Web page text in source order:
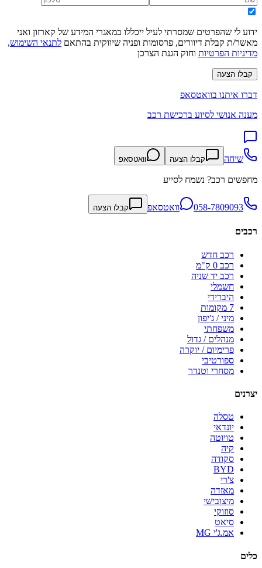
ידוע לי שהפרטים שמסרתי לעיל ייכללו במאגרי המידע של קארזון ואני
מאשר/ת קבלת דיוורים, פרסומות ופניה שיווקית בהתאם לתנאי השימוש,
מדיניות הפרטיות וחוק הגנת הצרכן
קבלו הצעה
דברו איתנו בוואטסאפ
מענה אנושי לסיוע ברכישת רכב
שיחה קבלו הצעה וואטסאפ
מחפשים רכב? נשמח לסייע
058-7809093 וואטסאפ קבלו הצעה
רכבים
רכב חדש
רכב 0 ק"מ
רכב יד שניה
חשמלי
היברידי
7 מקומות
מיני / ג'יפון
משפחתי
מנהלים / גדול
פרימיום / יוקרה
ספורטיבי
מסחרי וטנדר
יצרנים
טסלה
יונדאי
טויוטה
קיה
סקודה
BYD
צ'רי
מאזדה
מיצובישי
סוזוקי
סיאט
אמ.ג'י MG
כלים